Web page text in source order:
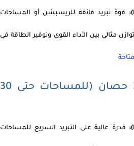
قوة تبريد فائقة للريسبشن أو المساحات
توازن مثالي بين الأداء القوي وتوفير الطاقة في
ثالثاً: تكييف ميديا 3 حصان (للمساحات حتى 30
قدرة عالية على التبريد السريع للمساحات